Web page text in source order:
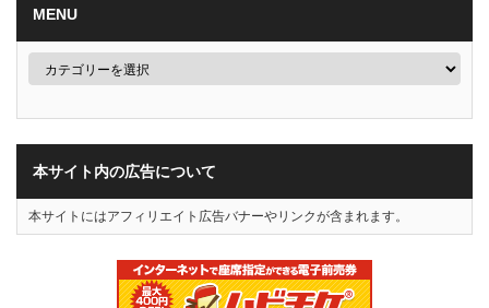
MENU
本サイト内の広告について
本サイトにはアフィリエイト広告バナーやリンクが含まれます。